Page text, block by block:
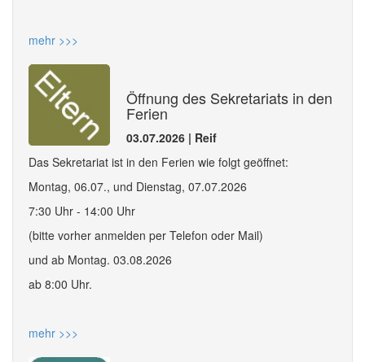
mehr >>>
Öffnung des Sekretariats in den
Ferien
03.07.2026 | Reif
Das Sekretariat ist in den Ferien wie folgt geöffnet:
Montag, 06.07., und Dienstag, 07.07.2026
7:30 Uhr - 14:00 Uhr
(bitte vorher anmelden per Telefon oder Mail)
und ab Montag. 03.08.2026
ab 8:00 Uhr.
mehr >>>